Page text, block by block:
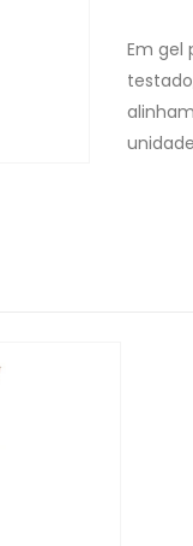
Em gel